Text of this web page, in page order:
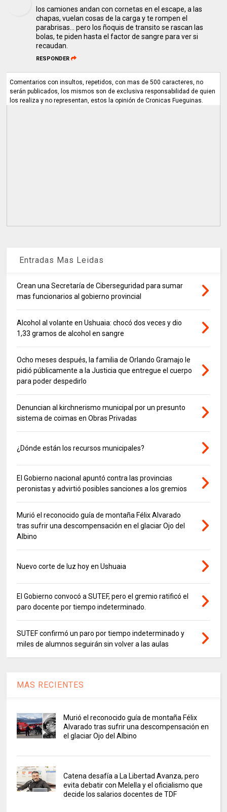
los camiones andan con cornetas en el escape, a las
chapas, vuelan cosas de la carga y te rompen el
parabrisas... pero los ñoquis de transito se rascan las
bolas, te piden hasta el factor de sangre para ver si
recaudan.
RESPONDER
Comentarios con insultos, repetidos, con mas de 500 caracteres, no
serán publicados, los mismos son de exclusiva responsabilidad de quien
los realiza y no representan, estos la opinión de Cronicas Fueguinas.
Entradas Mas Leidas
Crean una Secretaría de Ciberseguridad para sumar
mas funcionarios al gobierno provincial
Alcohol al volante en Ushuaia: chocó dos veces y dio
1,33 gramos de alcohol en sangre
Ocho meses después, la familia de Orlando Gramajo le
pidió públicamente a la Justicia que entregue el cuerpo
para poder despedirlo
Denuncian al kirchnerismo municipal por un presunto
sistema de coimas en Obras Privadas
¿Dónde están los recursos municipales?
El Gobierno nacional apuntó contra las provincias
peronistas y advirtió posibles sanciones a los gremios
Murió el reconocido guía de montaña Félix Alvarado
tras sufrir una descompensación en el glaciar Ojo del
Albino
Nuevo corte de luz hoy en Ushuaia
El Gobierno convocó a SUTEF, pero el gremio ratificó el
paro docente por tiempo indeterminado.
SUTEF confirmó un paro por tiempo indeterminado y
miles de alumnos seguirán sin volver a las aulas
MAS RECIENTES
Murió el reconocido guía de montaña Félix
Alvarado tras sufrir una descompensación en
el glaciar Ojo del Albino
Catena desafía a La Libertad Avanza, pero
evita debatir con Melella y el oficialismo que
decide los salarios docentes de TDF